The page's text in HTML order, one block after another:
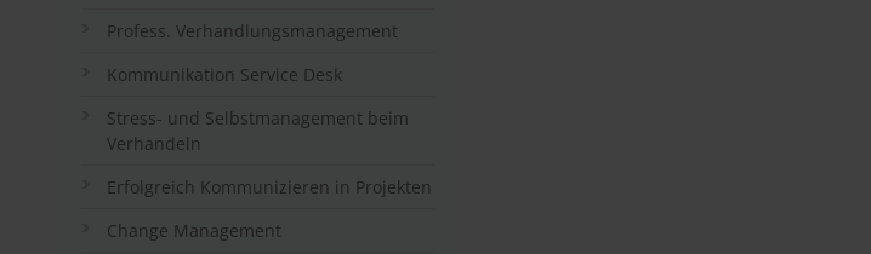
Profess. Verhandlungsmanagement
Kommunikation Service Desk
Stress- und Selbstmanagement beim
Verhandeln
Erfolgreich Kommunizieren in Projekten
Change Management